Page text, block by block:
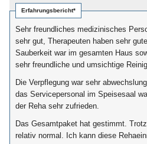
Erfahrungsbericht*
Sehr freundliches medizinisches
sehr gut, Therapeuten haben sehr
Sauberkeit war im gesamten Haus
sehr freundliche und umsichtige
Die Verpflegung war sehr
das Servicepersonal im Speisesaal
der Reha sehr zufrieden.
Das Gesamtpaket hat gestimmt.
relativ normal. Ich kann diese